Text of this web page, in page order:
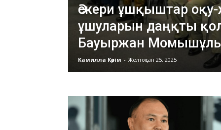
Әскери ұшқыштар
ұшуларын даңқты
Бауыржан
Камилла Кәрім - Желтоқсан 25, 2025